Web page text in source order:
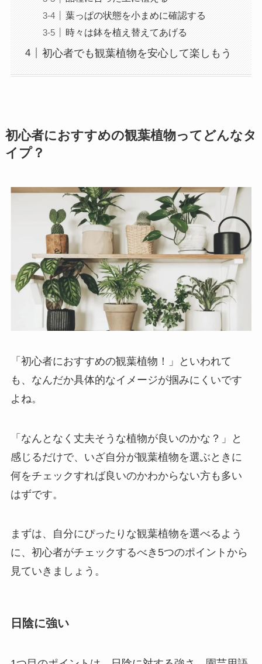
葉っぱの状態を小まめに確認する
時々は鉢を植え替えてあげる
初心者でも観葉植物を安心して楽しもう
初心者におすすめの観葉植物ってどんなタ
イプ？
「初心者におすすめの観葉植物！」といわれて
も、なんだか具体的なイメージが掴みにくいです
よね。
「なんとなく丈夫そうな植物が良いのかな？」と
感じるだけで、いざ自分が観葉植物を選ぶときに
何をチェックすれば良いのかわからない方も多い
はずです。
まずは、自分にぴったりな観葉植物を選べるよう
に、初心者がチェックするべき5つのポイントから
見ていきましょう。
日陰に強い